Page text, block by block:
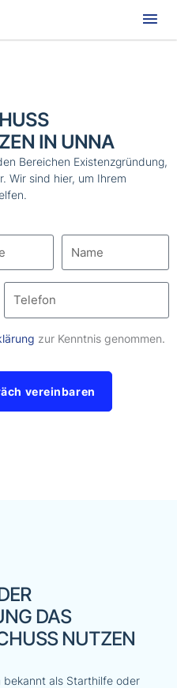
IN UNNA
Bereichen Existenzgründung,
Wir sind hier, um Ihrem
zur Kenntnis genommen.
vereinbaren
DAS
NUTZEN
bekannt als Starthilfe oder